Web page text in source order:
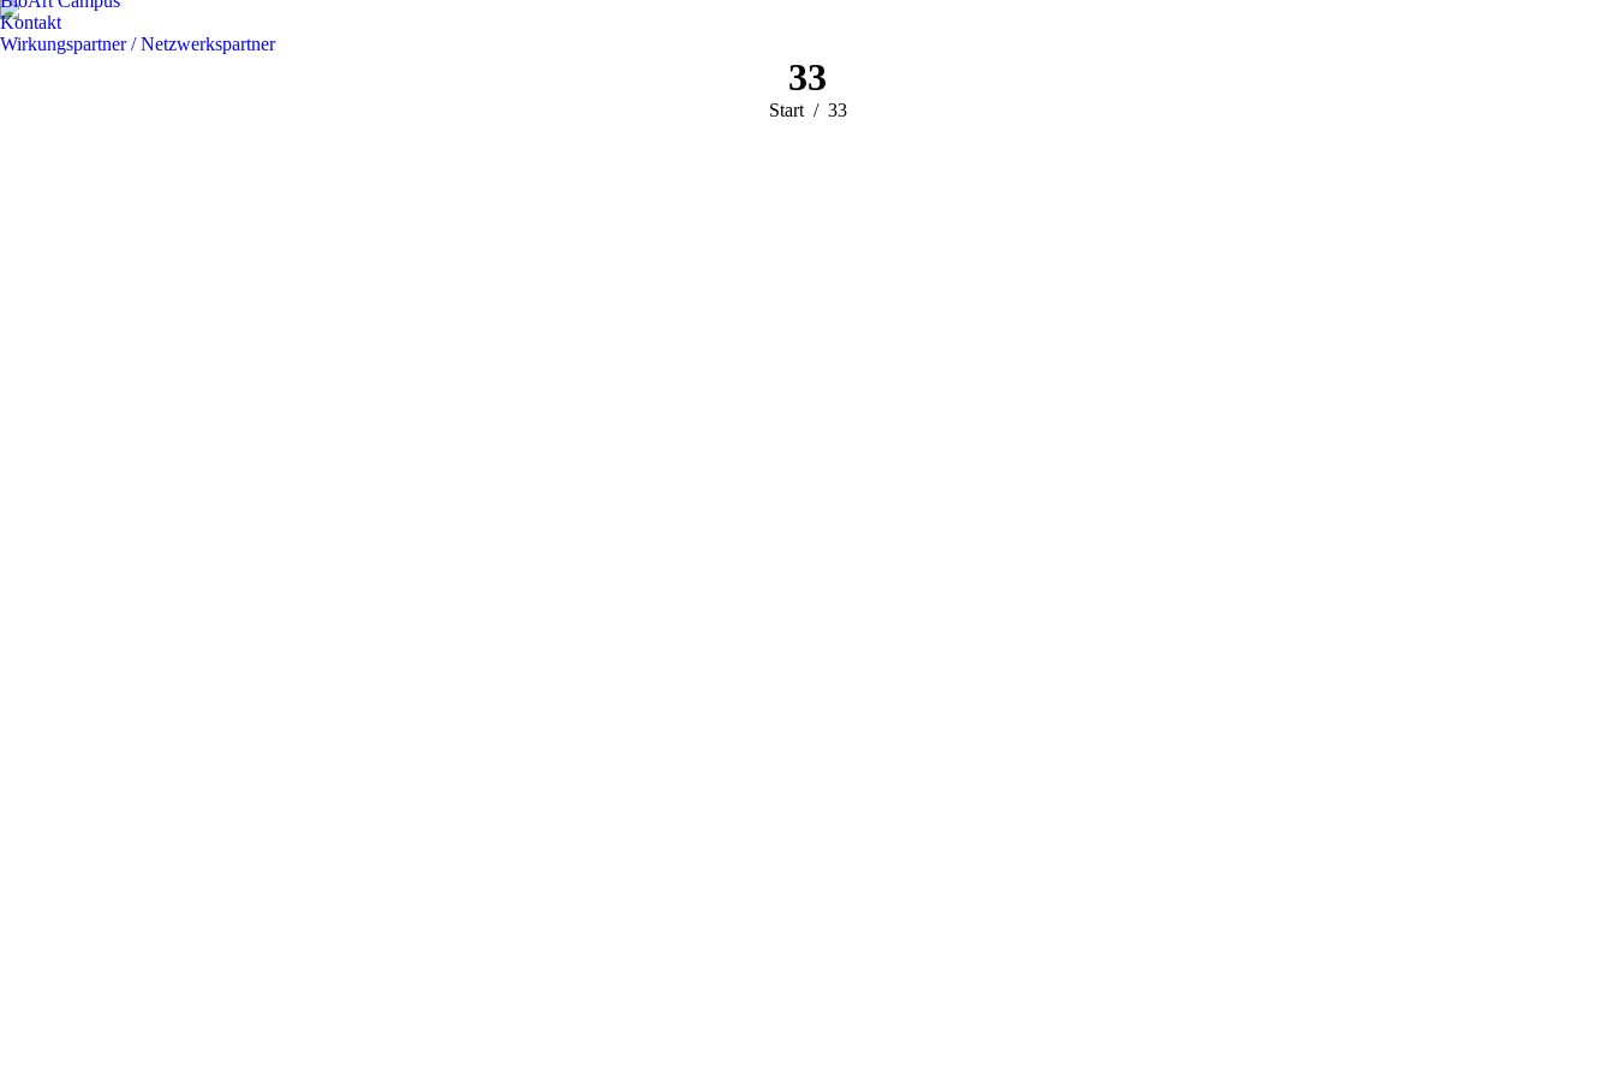
Kontakt
Wirkungspartner / Netzwerkspartner
33
Sie befinden sich
Start 33